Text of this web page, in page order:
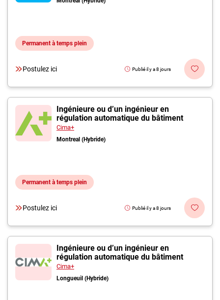
Permanent à temps plein
Postulez ici Publié il y a 8 jours
Ingénieure ou d’un ingénieur en
régulation automatique du bâtiment
Cima+
Montreal (Hybride)
Permanent à temps plein
Postulez ici Publié il y a 8 jours
Ingénieure ou d’un ingénieur en
régulation automatique du bâtiment
Cima+
Longueuil (Hybride)